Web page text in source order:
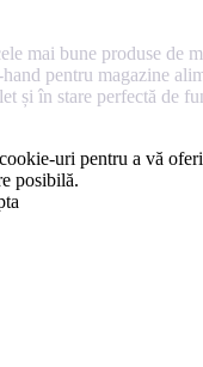
mai bune produse de
pentru magazine
și în stare perfectă de
uri pentru a vă
posibilă.